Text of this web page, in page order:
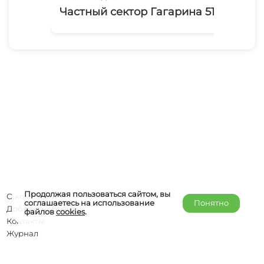
Частный сектор Гагарина 51/в
Продолжая пользоваться сайтом, вы
соглашаетесь на использование
файловcookies.
Понятно
О компании
Добавить объект
Контакты
Журнал